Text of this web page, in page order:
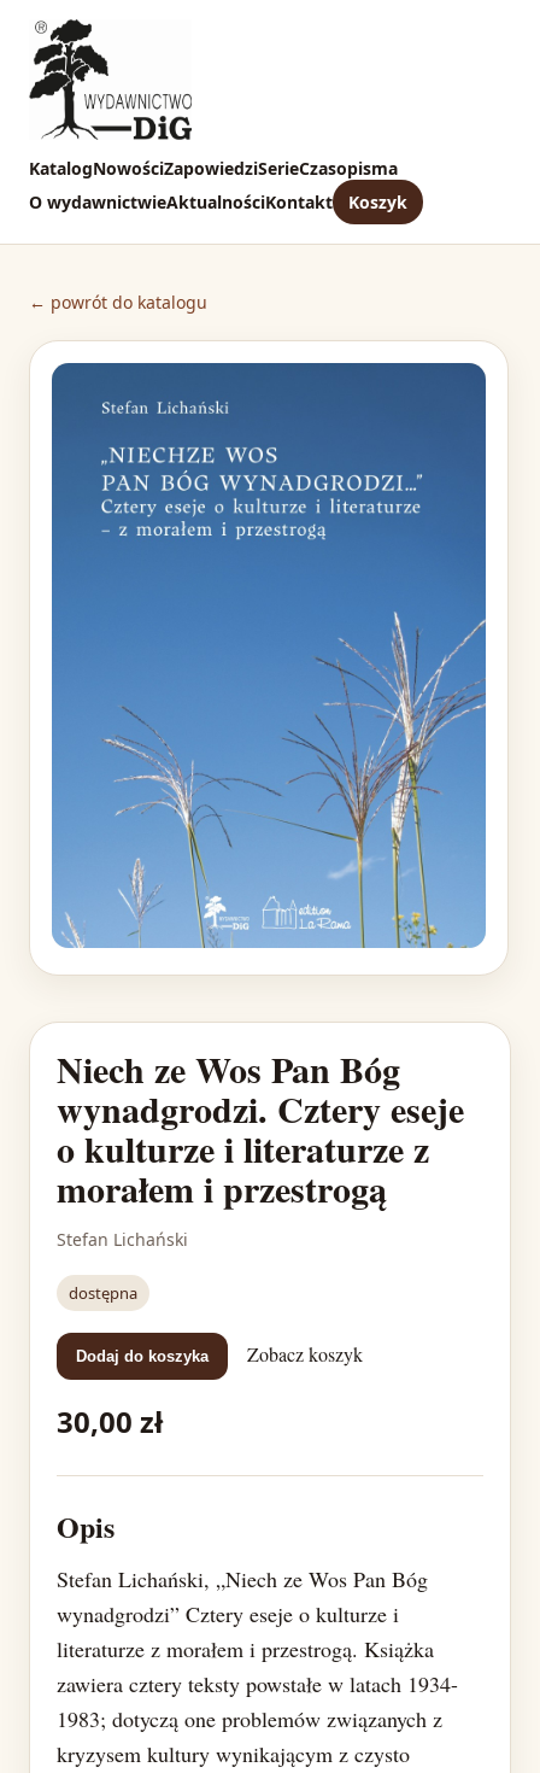
KatalogNowościZapowiedziSerieCzasopisma
O wydawnictwieAktualnościKontakt Koszyk
← powrót do katalogu
Niech ze Wos Pan Bóg
wynadgrodzi. Cztery eseje
o kulturze i literaturze z
morałem i przestrogą
Stefan Lichański
dostępna
Dodaj do koszyka Zobacz koszyk
30,00 zł
Opis
Stefan Lichański, „Niech ze Wos Pan Bóg
wynadgrodzi” Cztery eseje o kulturze i
literaturze z morałem i przestrogą. Książka
zawiera cztery teksty powstałe w latach 1934-
1983; dotyczą one problemów związanych z
kryzysem kultury wynikającym z czysto